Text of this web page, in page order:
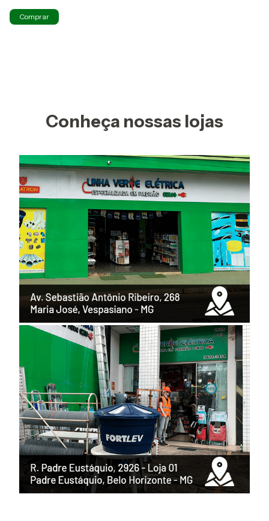
Conheça nossas lojas